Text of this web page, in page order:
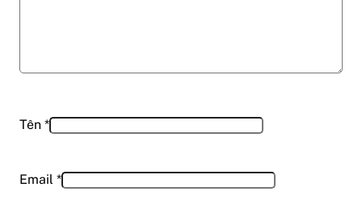
Tên *
Email *